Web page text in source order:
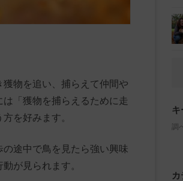
物を追い、捕らえて仲間や
「獲物を捕らえるために走
を好みます。
途中で鳥を見たら強い興味
が見られます。
キ
調